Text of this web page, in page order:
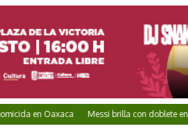
en Oaxaca Messi brilla con doblete en